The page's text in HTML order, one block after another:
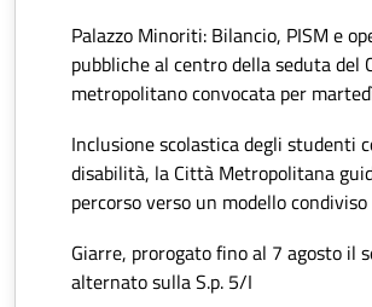
Palazzo Minoriti: Bilancio, PISM e
pubbliche al centro della seduta del
metropolitano convocata per
Inclusione scolastica degli studenti
disabilità, la Città Metropolitana
percorso verso un modello condiviso
Giarre, prorogato fino al 7 agosto il
alternato sulla S.p. 5/I